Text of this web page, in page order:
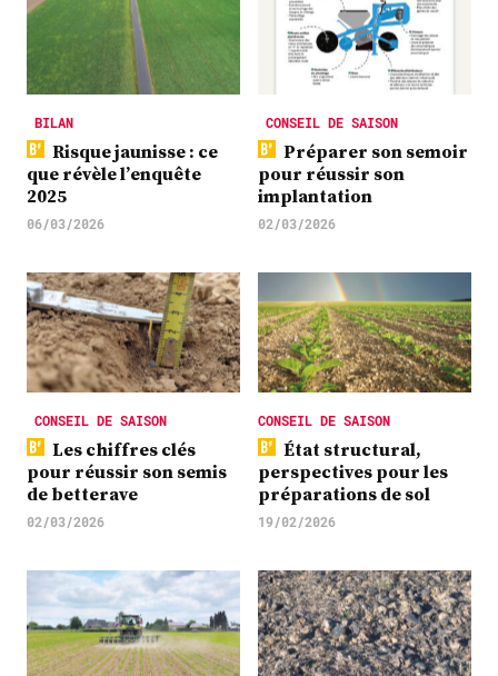
BILAN
Risque jaunisse : ce
que révèle l’enquête
2025
06/03/2026
CONSEIL DE SAISON
Préparer son semoir
pour réussir son
implantation
02/03/2026
CONSEIL DE SAISON
Les chiffres clés
pour réussir son semis
de betterave
02/03/2026
CONSEIL DE SAISON
État structural,
perspectives pour les
préparations de sol
19/02/2026